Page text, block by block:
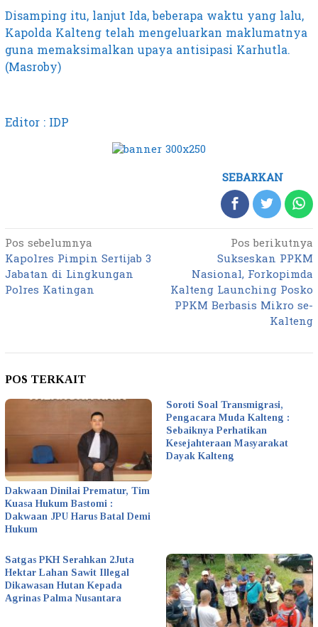
Disamping itu, lanjut Ida, beberapa waktu yang lalu,
Kapolda Kalteng telah mengeluarkan maklumatnya
guna memaksimalkan upaya antisipasi Karhutla.
(Masroby)
Editor : IDP
SEBARKAN
Navigasi
pos
Pos sebelumnya
Kapolres Pimpin Sertijab 3
Jabatan di Lingkungan
Polres Katingan
Pos berikutnya
Sukseskan PPKM
Nasional, Forkopimda
Kalteng Launching Posko
PPKM Berbasis Mikro se-
Kalteng
POS TERKAIT
Dakwaan Dinilai Prematur, Tim
Kuasa Hukum Bastomi :
Dakwaan JPU Harus Batal Demi
Hukum
Soroti Soal Transmigrasi,
Pengacara Muda Kalteng :
Sebaiknya Perhatikan
Kesejahteraan Masyarakat
Dayak Kalteng
Satgas PKH Serahkan 2Juta
Hektar Lahan Sawit Illegal
Dikawasan Hutan Kepada
Agrinas Palma Nusantara